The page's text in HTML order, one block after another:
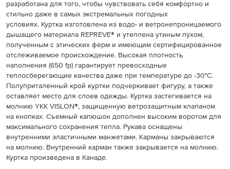
разработана для того, чтобы чувствовать себя комфортно и
стильно даже в самых экстремальных погодных
условиях. Куртка изготовлена из водо- и ветронепроницаемого
дышащего материала REPREVE® и утеплена утиным пухом,
полученным с этических ферм и имеющим сертифицированное
отслеживаемое происхождение. Высокая плотность
наполнения (650 fp) гарантирует превосходные
теплосберегающие качества даже при температуре до -30°C.
Полуприталенный крой куртки подчеркивает фигуру, а также
оставляет место для слоев одежды. Куртка застегивается на
молнию YKK VISLON®, защищенную ветрозащитным клапаном
на кнопках. Съемный капюшон дополнен высоким воротом для
максимального сохранения тепла. Рукава оснащены
внутренними эластичными манжетами. Карманы закрываются
на молнию. Внутренний карман также закрывается на молнию.
Куртка произведена в Канаде.